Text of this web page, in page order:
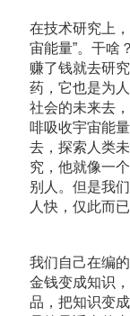
在技术研究上
宙能量”。干啥
赚了钱就去研
药，它也是为
社会的未来去
啡吸收宇宙能
去，探索人类
究，他就像一
别人。但是我
人快，仅此而已
我们自己在编
金钱变成知识
品，把知识变